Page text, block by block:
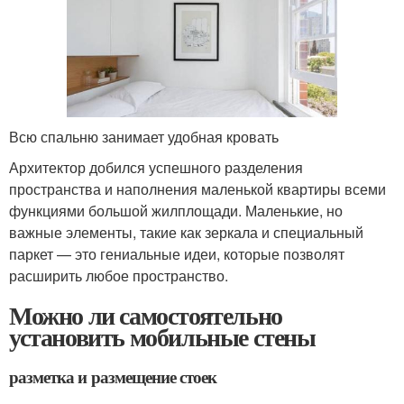
Всю спальню занимает удобная кровать
Архитектор добился успешного разделения
пространства и наполнения маленькой квартиры всеми
функциями большой жилплощади. Маленькие, но
важные элементы, такие как зеркала и специальный
паркет — это гениальные идеи, которые позволят
расширить любое пространство.
Можно ли самостоятельно
установить мобильные стены
разметка и размещение стоек